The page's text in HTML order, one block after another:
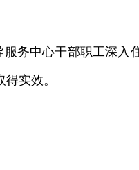
务中心干部职工深入
实效。